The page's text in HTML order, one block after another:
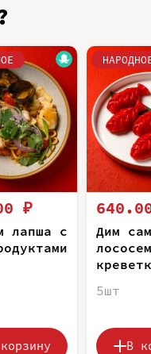
₽
лапша с
Дим
5шт
В